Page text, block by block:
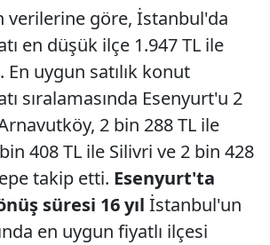
verilerine göre, İstanbul'da
en düşük ilçe 1.947 TL ile
uygun satılık konut
sıralamasında Esenyurt'u 2
2 bin 288 TL ile
408 TL ile Silivri ve 2 bin 428
takip etti. Esenyurt'ta
süresi 16 yıl İstanbul'un
en uygun fiyatlı ilçesi